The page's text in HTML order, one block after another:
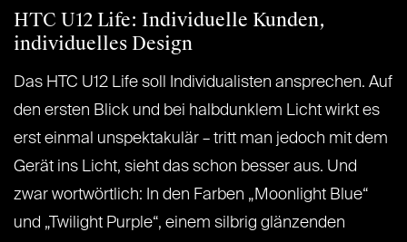
HTC U12 Life: Individuelle Kunden,
individuelles Design
Das HTC U12 Life soll Individualisten ansprechen. Auf
den ersten Blick und bei halbdunklem Licht wirkt es
erst einmal unspektakulär – tritt man jedoch mit dem
Gerät ins Licht, sieht das schon besser aus. Und
zwar wortwörtlich: In den Farben „Moonlight Blue“
und „Twilight Purple“, einem silbrig glänzenden